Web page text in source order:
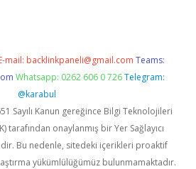
mail: backlinkpaneli@gmail.com Teams:
Whatsapp: 0262 606 0 726 Telegram:
@karabul
Sayılı Kanun gereğince Bilgi Teknolojileri
tarafından onaylanmış bir Yer Sağlayıcı
Bu nedenle, sitedeki içerikleri proaktif
yükümlülüğümüz bulunmamaktadır.